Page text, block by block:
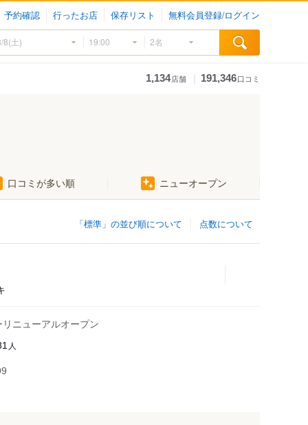
予約確認 行ったお店 保存リスト 無料会員登録/ログイン
1,134店舗 191,346口コミ
口コミが多い順 ニューオープン
点数について
「標準」の並び順について
ニューアルオープン
人